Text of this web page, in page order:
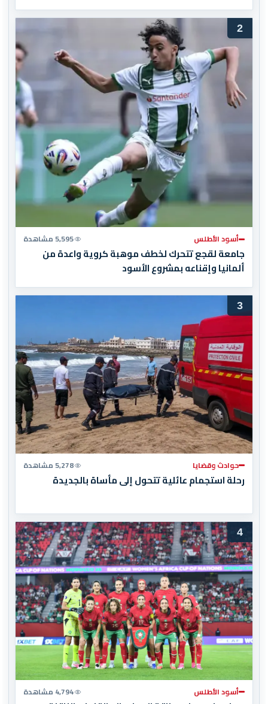
2
أسود الأطلس 5,595 مشاهدة
جامعة لقجع تتحرك لخطف موهبة كروية واعدة من
ألمانيا وإقناعه بمشروع الأسود
3
حوادث وقضايا 5,278 مشاهدة
رحلة استجمام عائلية تتحول إلى مأساة بالجديدة
4
أسود الأطلس 4,794 مشاهدة